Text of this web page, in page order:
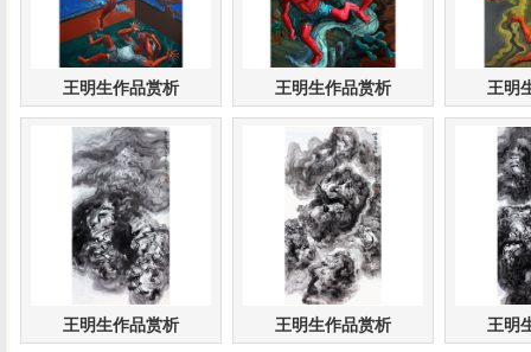
王明生作品赏析 王明生作品赏析 王明
王明生作品赏析 王明生作品赏析 王明